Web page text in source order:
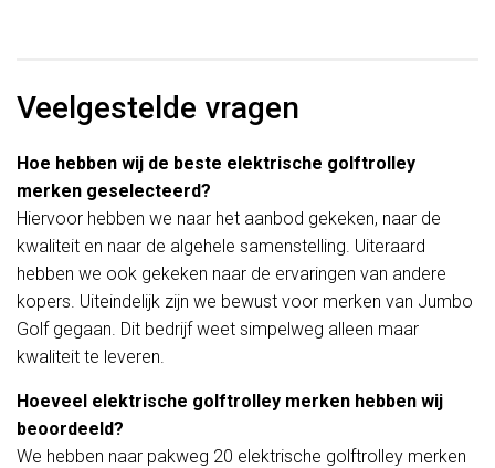
Veelgestelde vragen
Hoe hebben wij de beste elektrische golftrolley
merken geselecteerd?
Hiervoor hebben we naar het aanbod gekeken, naar de
kwaliteit en naar de algehele samenstelling. Uiteraard
hebben we ook gekeken naar de ervaringen van andere
kopers. Uiteindelijk zijn we bewust voor merken van Jumbo
Golf gegaan. Dit bedrijf weet simpelweg alleen maar
kwaliteit te leveren.
Hoeveel elektrische golftrolley merken hebben wij
beoordeeld?
We hebben naar pakweg 20 elektrische golftrolley merken